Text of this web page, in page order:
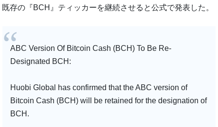
既存の『BCH』ティッカーを継続させると公式で発表した。
ABC Version Of Bitcoin Cash (BCH) To Be Re-
Designated BCH:
Huobi Global has confirmed that the ABC version of
Bitcoin Cash (BCH) will be retained for the designation of
BCH.